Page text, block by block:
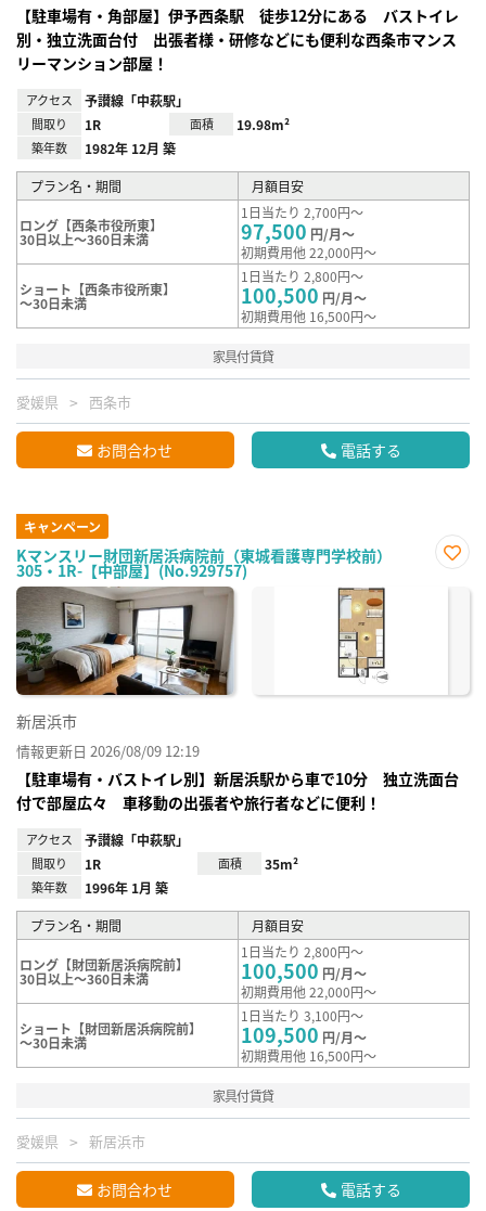
【駐車場有・角部屋】伊予西条駅 徒歩12分にある バストイレ
別・独立洗面台付 出張者様・研修などにも便利な西条市マンス
リーマンション部屋！
アクセス 予讃線「中萩駅」
間取り 1R 面積 19.98m²
築年数 1982年 12月 築
プラン名・期間 月額目安
ロング【西条市役所東】
30日以上～360日未満
1日当たり 2,700円～
97,500 円/月～
初期費用他 22,000円～
ショート【西条市役所東】
～30日未満
1日当たり 2,800円～
100,500 円/月～
初期費用他 16,500円～
家具付賃貸
愛媛県 西条市
お問合わせ 電話する
キャンペーン
Kマンスリー財団新居浜病院前（東城看護専門学校前）
305・1R-【中部屋】(No.929757)
に入
新居浜市
情報更新日 2026/08/09 12:19
【駐車場有・バストイレ別】新居浜駅から車で10分 独立洗面台
付で部屋広々 車移動の出張者や旅行者などに便利！
アクセス 予讃線「中萩駅」
間取り 1R 面積 35m²
築年数 1996年 1月 築
プラン名・期間 月額目安
ロング【財団新居浜病院前】
30日以上～360日未満
1日当たり 2,800円～
100,500 円/月～
初期費用他 22,000円～
ショート【財団新居浜病院前】
～30日未満
1日当たり 3,100円～
109,500 円/月～
初期費用他 16,500円～
家具付賃貸
愛媛県 新居浜市
お問合わせ 電話する